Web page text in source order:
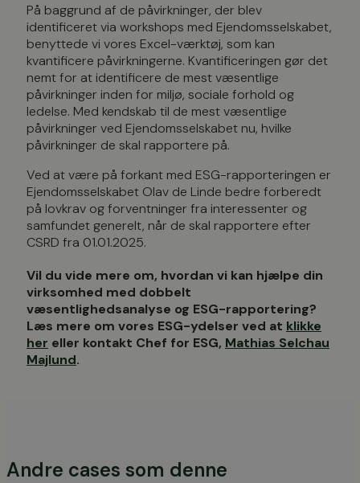
På baggrund af de påvirkninger, der blev
identificeret via workshops med Ejendomsselskabet,
benyttede vi vores Excel-værktøj, som kan
kvantificere påvirkningerne. Kvantificeringen gør det
nemt for at identificere de mest væsentlige
påvirkninger inden for miljø, sociale forhold og
ledelse. Med kendskab til de mest væsentlige
påvirkninger ved Ejendomsselskabet nu, hvilke
påvirkninger de skal rapportere på.
Ved at være på forkant med ESG-rapporteringen er
Ejendomsselskabet Olav de Linde bedre forberedt
på lovkrav og forventninger fra interessenter og
samfundet generelt, når de skal rapportere efter
CSRD fra 01.01.2025.
Vil du vide mere om, hvordan vi kan hjælpe din
virksomhed med dobbelt
væsentlighedsanalyse og ESG-rapportering?
Læs mere om vores ESG-ydelser ved at klikke
her eller kontakt Chef for ESG, Mathias Selchau
Majlund.
Andre cases som denne